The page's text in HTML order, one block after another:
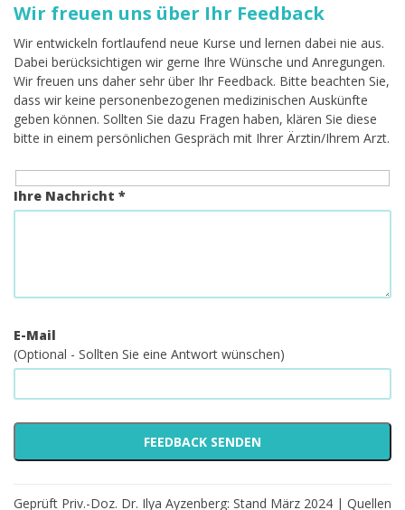
Wir freuen uns über Ihr Feedback
Wir entwickeln fortlaufend neue Kurse und lernen dabei nie aus.
Dabei berücksichtigen wir gerne Ihre Wünsche und Anregungen.
Wir freuen uns daher sehr über Ihr Feedback. Bitte beachten Sie,
dass wir keine personenbezogenen medizinischen Auskünfte
geben können. Sollten Sie dazu Fragen haben, klären Sie diese
bitte in einem persönlichen Gespräch mit Ihrer Ärztin/Ihrem Arzt.
Ihre Nachricht *
E-Mail
(Optional - Sollten Sie eine Antwort wünschen)
Geprüft Priv.-Doz. Dr. Ilya Ayzenberg: Stand März 2024 | Quellen